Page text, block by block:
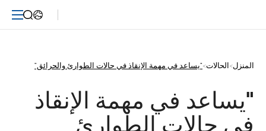
في
مهمة
في
المنزل>الحالات>"يساعد في مهمة الإنقاذ في حالات الطوارئ والحرائق"
"يساعد في مهمة الإنقاذ
في حالات الطوارئ